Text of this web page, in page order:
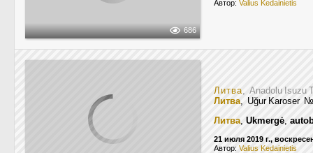
686
Автор: Valius Kedainietis
Литва, Anadolu Isuzu
Литва, Uğur Karoser
Литва, Ukmergė,
21 июля 2019 г.,
Автор: Valius Kedainietis